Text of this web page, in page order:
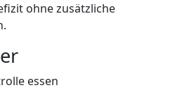
ohne zusätzliche
essen